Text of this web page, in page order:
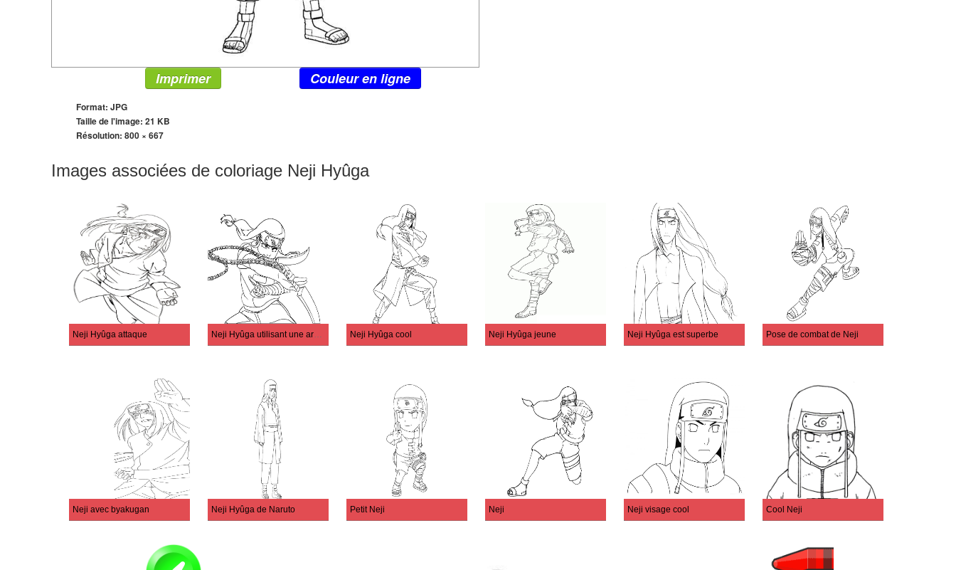
Imprimer Couleur en ligne
Format: JPG
Taille de l'image: 21 KB
Résolution: 800 × 667
Images associées de coloriage Neji Hyûga
Neji Hyûga attaque Neji Hyûga utilisant une arme Neji Hyûga cool Neji Hyûga jeune Neji Hyûga est superbe Pose de combat de Neji
Neji avec byakugan Neji Hyûga de Naruto Petit Neji Neji Neji visage cool Cool Neji